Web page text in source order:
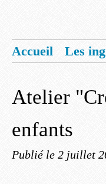
Accueil
Les
Atelier
enfants
Publié le 2 juillet